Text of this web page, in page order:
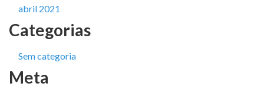
abril 2021
Categorias
Sem categoria
Meta